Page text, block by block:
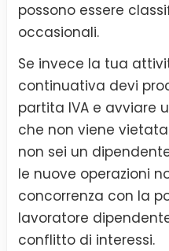
possono essere
occasionali.
Se invece la tua
continuativa devi
partita IVA e avviare
che non viene
non sei un
le nuove operazioni
concorrenza con la
lavoratore
conflitto di interessi.